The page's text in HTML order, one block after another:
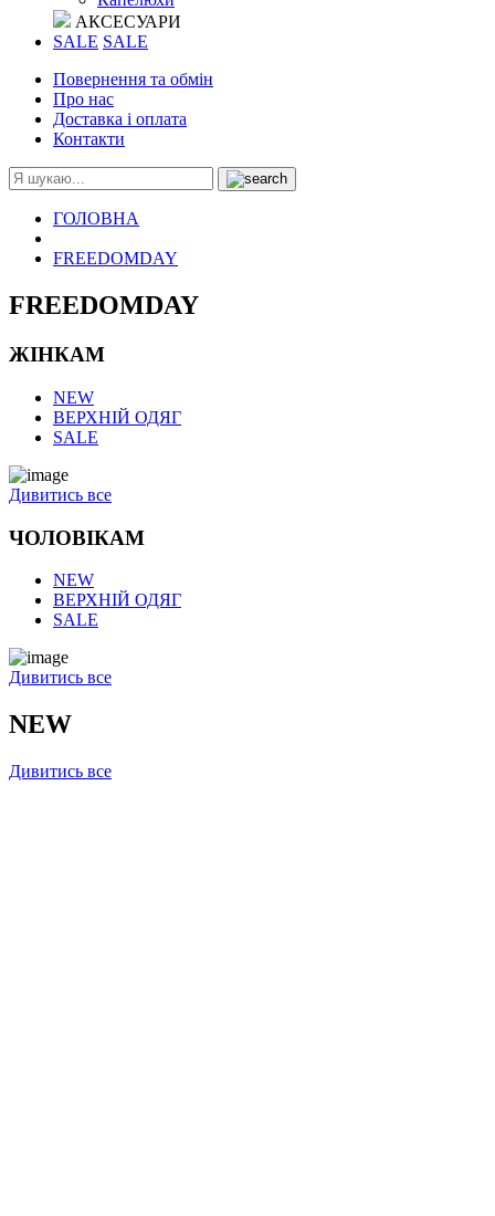
АКСЕСУАРИ
SALE SALE
Повернення та обмін
Про нас
Доставка і оплата
Контакти
ГОЛОВНА
FREEDOMDAY
FREEDOMDAY
ЖІНКАМ
NEW
ВЕРХНІЙ ОДЯГ
SALE
Дивитись все
ЧОЛОВІКАМ
NEW
ВЕРХНІЙ ОДЯГ
SALE
Дивитись все
NEW
Дивитись все